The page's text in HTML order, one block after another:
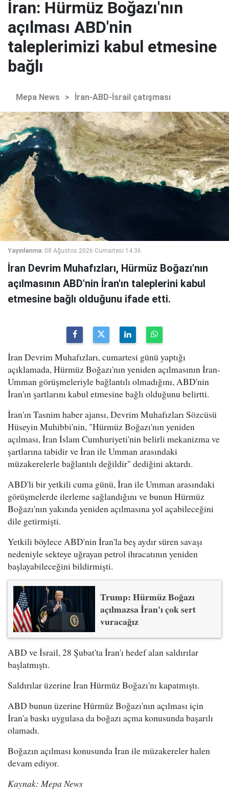
İran: Hürmüz Boğazı'nın
açılması ABD'nin
taleplerimizi kabul etmesine
bağlı
Mepa News > İran-ABD-İsrail çatışması
Yayınlanma: 08 Ağustos 2026 Cumartesi 14:36
İran Devrim Muhafızları, Hürmüz Boğazı'nın
açılmasının ABD'nin İran'ın taleplerini kabul
etmesine bağlı olduğunu ifade etti.
İran Devrim Muhafızları, cumartesi günü yaptığı
açıklamada, Hürmüz Boğazı'nın yeniden açılmasının İran-
Umman görüşmeleriyle bağlantılı olmadığını, ABD'nin
İran'ın şartlarını kabul etmesine bağlı olduğunu belirtti.
İran'ın Tasnim haber ajansı, Devrim Muhafızları Sözcüsü
Hüseyin Muhibbi'nin, "Hürmüz Boğazı'nın yeniden
açılması, İran İslam Cumhuriyeti'nin belirli mekanizma ve
şartlarına tabidir ve İran ile Umman arasındaki
müzakerelerle bağlantılı değildir" dediğini aktardı.
ABD'li bir yetkili cuma günü, İran ile Umman arasındaki
görüşmelerde ilerleme sağlandığını ve bunun Hürmüz
Boğazı'nın yakında yeniden açılmasına yol açabileceğini
dile getirmişti.
Yetkili böylece ABD'nin İran'la beş aydır süren savaşı
nedeniyle sekteye uğrayan petrol ihracatının yeniden
başlayabileceğini bildirmişti.
Trump: Hürmüz Boğazı
açılmazsa İran'ı çok sert
vuracağız
ABD ve İsrail, 28 Şubat'ta İran'ı hedef alan saldırılar
başlatmıştı.
Saldırılar üzerine İran Hürmüz Boğazı'nı kapatmıştı.
ABD bunun üzerine Hürmüz Boğazı'nın açılması için
İran'a baskı uygulasa da boğazı açma konusunda başarılı
olamadı.
Boğazın açılması konusunda İran ile müzakereler halen
devam ediyor.
Kaynak: Mepa News